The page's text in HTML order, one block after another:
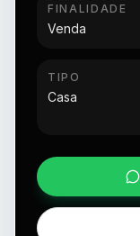
FINALIDADE
Venda
TIPO
Casa